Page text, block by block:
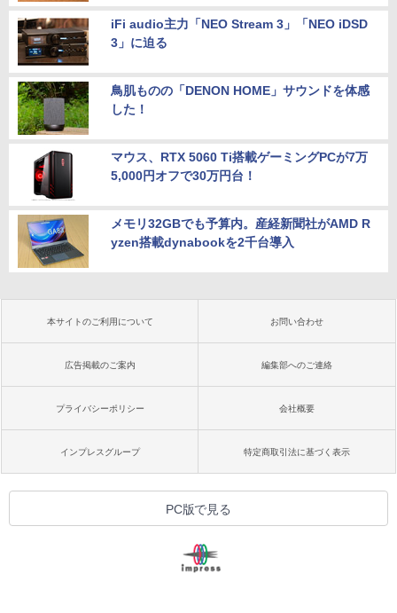
iFi audio主力「NEO Stream 3」「NEO iDSD
3」に迫る
鳥肌ものの「DENON HOME」サウンドを体感
した！
マウス、RTX 5060 Ti搭載ゲーミングPCが7万
5,000円オフで30万円台！
メモリ32GBでも予算内。産経新聞社がAMD R
yzen搭載dynabookを2千台導入
本サイトのご利用について お問い合わせ
広告掲載のご案内 編集部へのご連絡
プライバシーポリシー 会社概要
インプレスグループ 特定商取引法に基づく表示
PC版で見る